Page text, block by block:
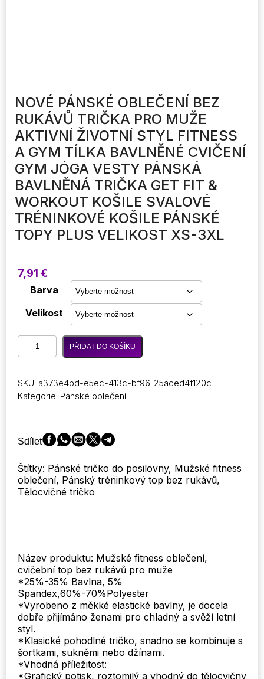
NOVÉ PÁNSKÉ OBLEČENÍ BEZ
RUKÁVŮ TRIČKA PRO MUŽE
AKTIVNÍ ŽIVOTNÍ STYL FITNESS
A GYM TÍLKA BAVLNĚNÉ CVIČENÍ
GYM JÓGA VESTY PÁNSKÁ
BAVLNĚNÁ TRIČKA GET FIT &
WORKOUT KOŠILE SVALOVÉ
TRÉNINKOVÉ KOŠILE PÁNSKÉ
TOPY PLUS VELIKOST XS-3XL
7,91 €
Barva
Velikost
Nové
pánské
rukávů
trička
Aktivní
životní
Fitness
a
GYM
jóga
vesty
Pánská
bavlněná
trička
Get
Fit
&
Workout
košile
Svalové
PŘIDAT DO KOŠÍKU
SKU: a373e4bd-e5ec-413c-bf96-25aced4f120c
Kategorie: Pánské oblečení
Sdílet
Štítky: Pánské tričko do posilovny, Mužské fitness
oblečení, Pánský tréninkový top bez rukávů,
Tělocvičné tričko
Název produktu: Mužské fitness oblečení,
cvičební top bez rukávů pro muže
*25%-35% Bavlna, 5%
Spandex,60%-70%Polyester
*Vyrobeno z měkké elastické bavlny, je docela
dobře přijímáno ženami pro chladný a svěží letní
styl.
*Klasické pohodlné tričko, snadno se kombinuje s
šortkami, sukněmi nebo džínami.
*Vhodná příležitost:
*Grafický potisk, roztomilý a vhodný do tělocvičny